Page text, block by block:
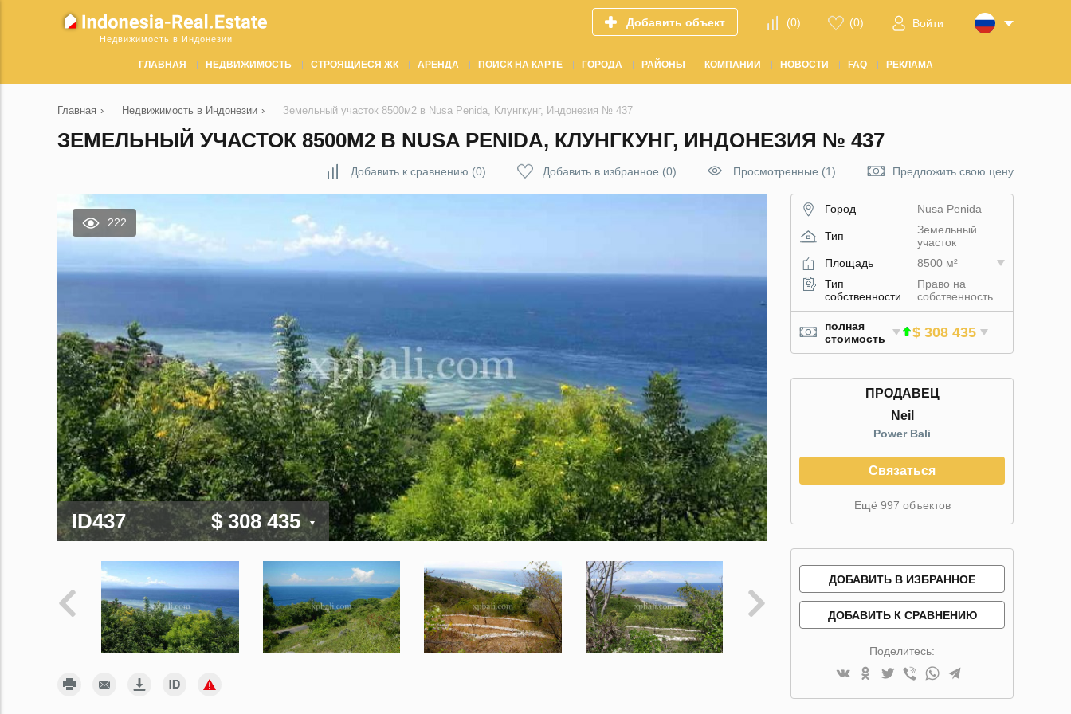
Недвижимость в Индонезии
Добавить объект (0) (0) Войти
ГЛАВНАЯ НЕДВИЖИМОСТЬ СТРОЯЩИЕСЯ ЖК АРЕНДА ПОИСК НА КАРТЕ ГОРОДА РАЙОНЫ КОМПАНИИ НОВОСТИ FAQ РЕКЛАМА
Главная › Недвижимость в Индонезии › Земельный участок 8500м2 в Nusa Penida, Клунгкунг, Индонезия № 437
ЗЕМЕЛЬНЫЙ УЧАСТОК 8500М2 В NUSA PENIDA, КЛУНГКУНГ, ИНДОНЕЗИЯ № 437
Добавить к сравнению (0) Добавить в избранное (0) Просмотренные (1) Предложить свою цену
222
ID437 $ 308 435
Город Nusa Penida
Тип
Земельный
участок
Площадь
8500 м²
Тип
собственности
Право на
собственность
полная
стоимость
$ 308 435
ПРОДАВЕЦ
Neil
Power Bali
Связаться
Ещё 997 объектов
ДОБАВИТЬ В ИЗБРАННОЕ
ДОБАВИТЬ К СРАВНЕНИЮ
Поделитесь: